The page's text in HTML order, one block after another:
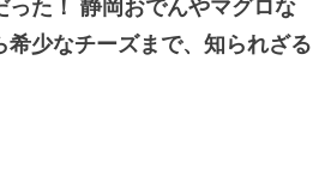
った！ 静岡おでんやマグロな
希少なチーズまで、知られざる